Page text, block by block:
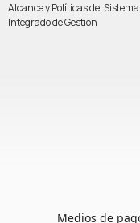
Alcance y Políticas del Sistema
Integrado de Gestión
Medios de